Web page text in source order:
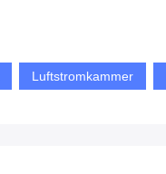
Luftstromkammer